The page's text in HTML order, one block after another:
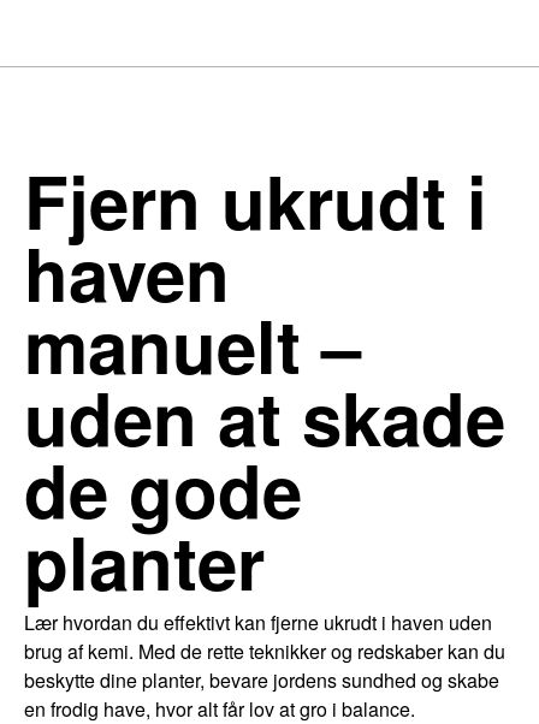
Fjern ukrudt i
haven
manuelt –
uden at skade
de gode
planter
Lær hvordan du effektivt kan fjerne ukrudt i haven uden
brug af kemi. Med de rette teknikker og redskaber kan du
beskytte dine planter, bevare jordens sundhed og skabe
en frodig have, hvor alt får lov at gro i balance.